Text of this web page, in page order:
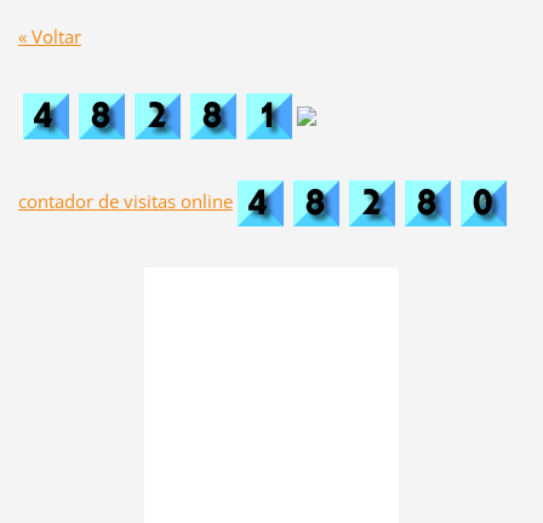
« Voltar
contador de visitas online